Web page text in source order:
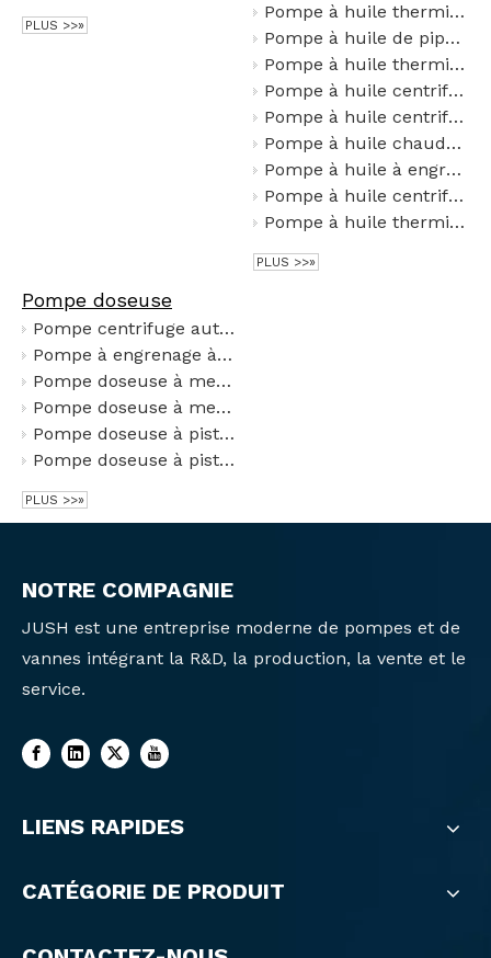
PLUS >>»
Pompe à huile thermique de résistance à hautes températures de type WRY
Pompe à huile de pipeline verticale de type YG
Pompe à huile thermique haute température RY
Pompe à huile centrifuge simple à deux étages série AY
Pompe à huile centrifuge à deux étages série AY
Pompe à huile chaude refroidie par air série RY
Pompe à huile à engrenages 2CY
Pompe à huile centrifuge auto-amorçante CYZ résistante aux solvants
Pompe à huile thermique verticale à haut rendement et à économie d'énergie LQRY
PLUS >>»
Pompe doseuse
Pompe centrifuge auto-amorçante en acier inoxydable 304 316L, hauteur d'aspiration de 6.5m, pompe de transfert de liquide acide et alcalin corrosif
Pompe à engrenage à entraînement magnétique miniature sans fuite sans scelles
Pompe doseuse à membrane hydraulique série DY
Pompe doseuse à membrane JD-20-PCF 20L/H 0,8Mpa 380V 0,18KW
Pompe doseuse à piston haute pression série J
Pompe doseuse à piston de type JPX
PLUS >>»
NOTRE COMPAGNIE
JUSH est une entreprise moderne de pompes et de
vannes intégrant la R&D, la production, la vente et le
service.
LIENS RAPIDES
CATÉGORIE DE PRODUIT